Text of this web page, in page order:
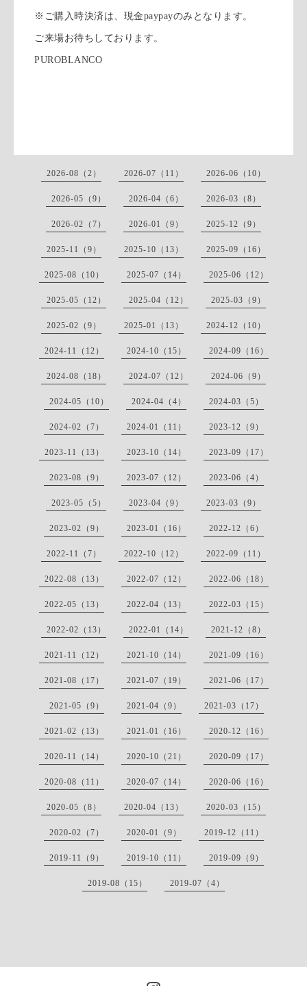
※ご購入時決済は、現金paypayのみとなります。
ご来場お待ちしております。
PUROBLANCO
2026-08（2） 2026-07（11） 2026-06（10）
2026-05（9） 2026-04（6） 2026-03（8）
2026-02（7） 2026-01（9） 2025-12（9）
2025-11（9） 2025-10（13） 2025-09（16）
2025-08（10） 2025-07（14） 2025-06（12）
2025-05（12） 2025-04（12） 2025-03（9）
2025-02（9） 2025-01（13） 2024-12（10）
2024-11（12） 2024-10（15） 2024-09（16）
2024-08（18） 2024-07（12） 2024-06（9）
2024-05（10） 2024-04（4） 2024-03（5）
2024-02（7） 2024-01（11） 2023-12（9）
2023-11（13） 2023-10（14） 2023-09（17）
2023-08（9） 2023-07（12） 2023-06（4）
2023-05（5） 2023-04（9） 2023-03（9）
2023-02（9） 2023-01（16） 2022-12（6）
2022-11（7） 2022-10（12） 2022-09（11）
2022-08（13） 2022-07（12） 2022-06（18）
2022-05（13） 2022-04（13） 2022-03（15）
2022-02（13） 2022-01（14） 2021-12（8）
2021-11（12） 2021-10（14） 2021-09（16）
2021-08（17） 2021-07（19） 2021-06（17）
2021-05（9） 2021-04（9） 2021-03（17）
2021-02（13） 2021-01（16） 2020-12（16）
2020-11（14） 2020-10（21） 2020-09（17）
2020-08（11） 2020-07（14） 2020-06（16）
2020-05（8） 2020-04（13） 2020-03（15）
2020-02（7） 2020-01（9） 2019-12（11）
2019-11（9） 2019-10（11） 2019-09（9）
2019-08（15） 2019-07（4）